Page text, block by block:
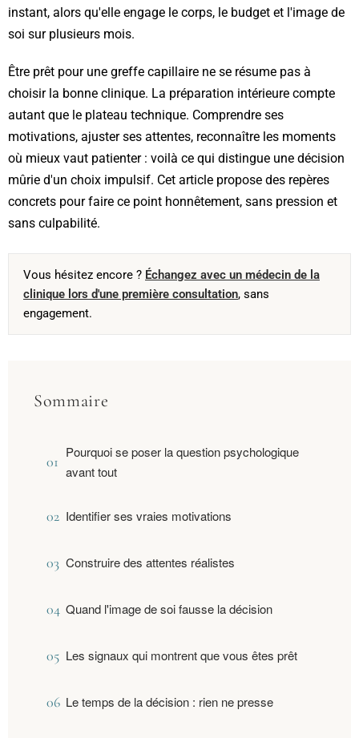
instant, alors qu'elle engage le corps, le budget et l'image de
soi sur plusieurs mois.
Être prêt pour une greffe capillaire ne se résume pas à
choisir la bonne clinique. La préparation intérieure compte
autant que le plateau technique. Comprendre ses
motivations, ajuster ses attentes, reconnaître les moments
où mieux vaut patienter : voilà ce qui distingue une décision
mûrie d'un choix impulsif. Cet article propose des repères
concrets pour faire ce point honnêtement, sans pression et
sans culpabilité.
Vous hésitez encore ? Échangez avec un médecin de la
clinique lors d'une première consultation, sans
engagement.
Sommaire
01
Pourquoi se poser la question psychologique
avant tout
02 Identifier ses vraies motivations
03 Construire des attentes réalistes
04 Quand l'image de soi fausse la décision
05 Les signaux qui montrent que vous êtes prêt
06 Le temps de la décision : rien ne presse